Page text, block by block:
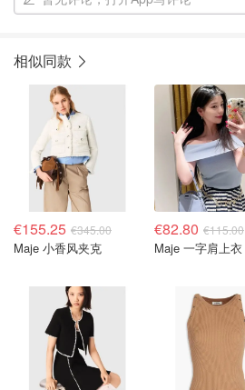
相似同款
€155.25 €345.00
Maje 小香风夹克
€82.80 €115.00
Maje 一字肩上衣